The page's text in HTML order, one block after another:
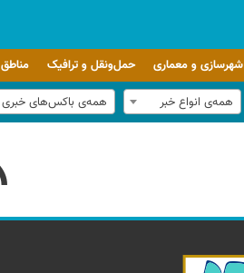
شهرسازی و معماری حمل‌ونقل و ترافیک مناطق
همه‌ی انواع خبر همه‌ی باکس‌های خبری